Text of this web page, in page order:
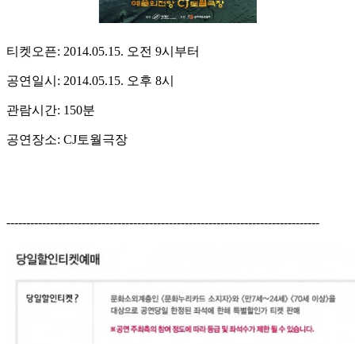
티켓오픈: 2014.05.15. 오전 9시부터
공연일시: 2014.05.15. 오후 8시
관람시간: 150분
공연장소: CJ토월극장
-------------------------------------------------------------------------------